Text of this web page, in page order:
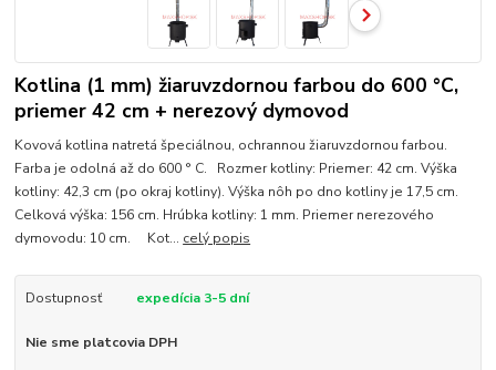
Kotlina (1 mm) žiaruvzdornou farbou do 600 °C,
priemer 42 cm + nerezový dymovod
Kovová kotlina natretá špeciálnou, ochrannou žiaruvzdornou farbou.
Farba je odolná až do 600 ° C. Rozmer kotliny: Priemer: 42 cm. Výška
kotliny: 42,3 cm (po okraj kotliny). Výška nôh po dno kotliny je 17,5 cm.
Celková výška: 156 cm. Hrúbka kotliny: 1 mm. Priemer nerezového
dymovodu: 10 cm. Kot... celý popis
Dostupnosť expedícia 3-5 dní
Nie sme platcovia DPH